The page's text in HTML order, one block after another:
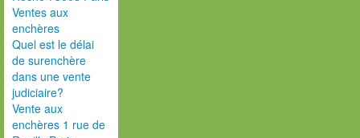
Ventes aux
enchères
Quel est le délai
de surenchère
dans une vente
judiciaire?
Vente aux
enchères 1 rue de